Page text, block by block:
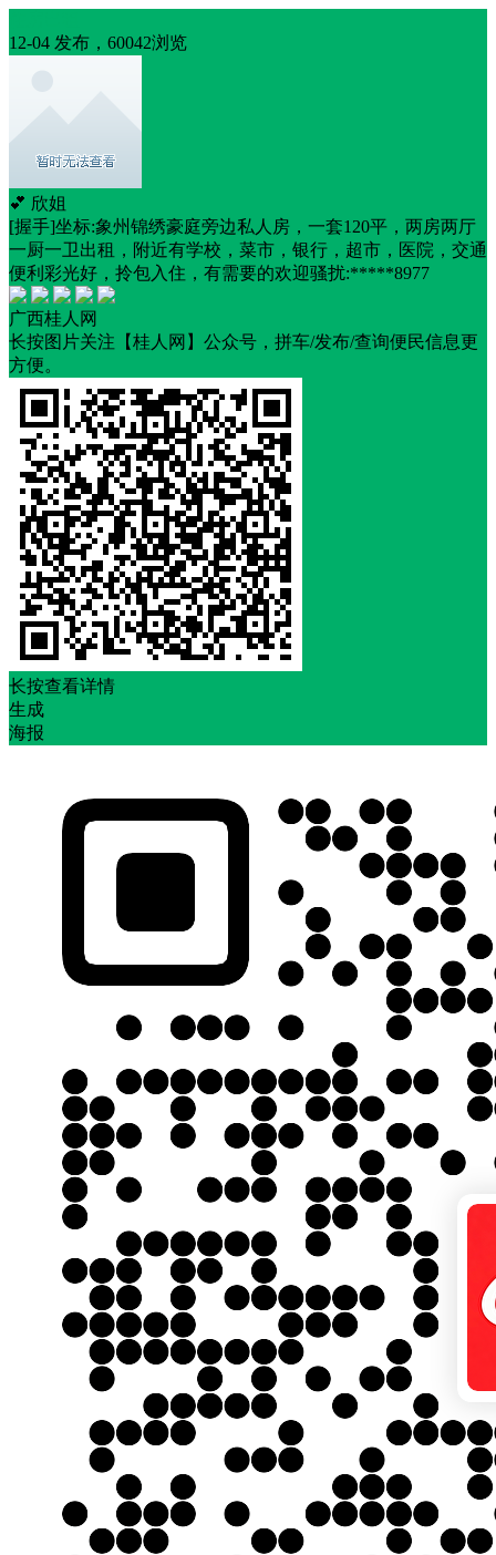
12-04 发布，60042浏览
💕 欣姐
[握手]坐标:象州锦绣豪庭旁边私人房，一套120平，两房两厅
一厨一卫出租，附近有学校，菜市，银行，超市，医院，交通
便利彩光好，拎包入住，有需要的欢迎骚扰:*****8977
广西桂人网
长按图片关注【桂人网】公众号，拼车/发布/查询便民信息更
方便。
长按查看详情
生成
海报